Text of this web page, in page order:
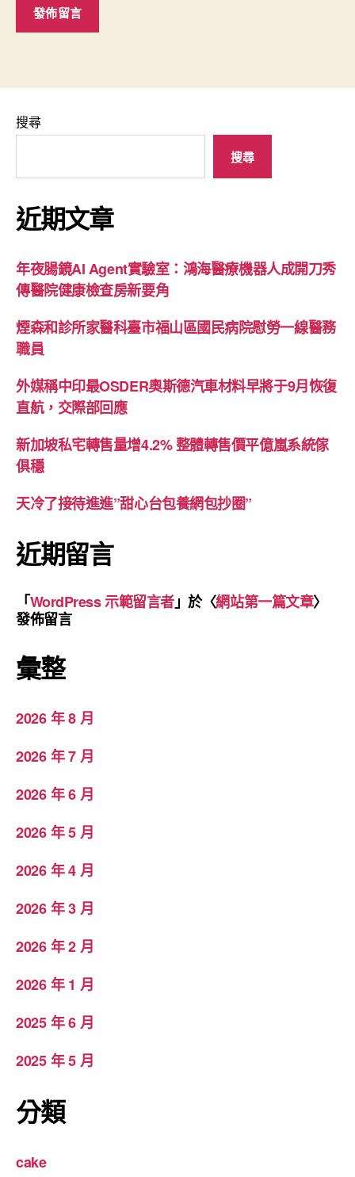
搜尋
搜尋
近期文章
年夜腸鏡AI Agent實驗室：鴻海醫療機器人成開刀秀
傳醫院健康檢查房新要角
煙森和診所家醫科臺市福山區國民病院慰勞一線醫務
職員
外媒稱中印最OSDER奧斯德汽車材料早將于9月恢復
直航，交際部回應
新加坡私宅轉售量增4.2% 整體轉售價平億嵐系統傢
俱穩
天冷了接待進進”甜心台包養網包抄圈”
近期留言
「WordPress 示範留言者」於〈網站第一篇文章〉
發佈留言
彙整
2026 年 8 月
2026 年 7 月
2026 年 6 月
2026 年 5 月
2026 年 4 月
2026 年 3 月
2026 年 2 月
2026 年 1 月
2025 年 6 月
2025 年 5 月
分類
cake